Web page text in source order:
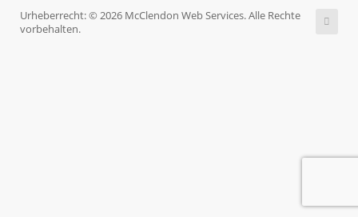
Urheberrecht: © 2026 McClendon Web Services. Alle Rechte
vorbehalten.